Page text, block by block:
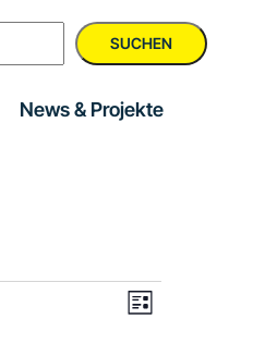
SUCHEN
News & Projekte
Liste